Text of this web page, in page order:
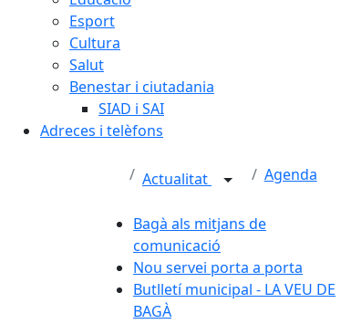
Esport
Cultura
Salut
Benestar i ciutadania
SIAD i SAI
Adreces i telèfons
Actualitat Agenda
Bagà als mitjans de
comunicació
Nou servei porta a porta
Butlletí municipal - LA VEU DE
BAGÀ